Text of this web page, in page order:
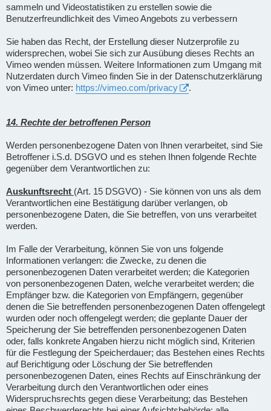
sammeln und Videostatistiken zu erstellen sowie die
Benutzerfreundlichkeit des Vimeo Angebots zu verbessern
Sie haben das Recht, der Erstellung dieser Nutzerprofile zu
widersprechen, wobei Sie sich zur Ausübung dieses Rechts an
Vimeo wenden müssen. Weitere Informationen zum Umgang mit
Nutzerdaten durch Vimeo finden Sie in der Datenschutzerklärung
von Vimeo unter: https://vimeo.com/privacy .
14. Rechte der betroffenen Person
Werden personenbezogene Daten von Ihnen verarbeitet, sind Sie
Betroffener i.S.d. DSGVO und es stehen Ihnen folgende Rechte
gegenüber dem Verantwortlichen zu:
Auskunftsrecht (Art. 15 DSGVO) - Sie können von uns als dem
Verantwortlichen eine Bestätigung darüber verlangen, ob
personenbezogene Daten, die Sie betreffen, von uns verarbeitet
werden.
Im Falle der Verarbeitung, können Sie von uns folgende
Informationen verlangen: die Zwecke, zu denen die
personenbezogenen Daten verarbeitet werden; die Kategorien
von personenbezogenen Daten, welche verarbeitet werden; die
Empfänger bzw. die Kategorien von Empfängern, gegenüber
denen die Sie betreffenden personenbezogenen Daten offengelegt
wurden oder noch offengelegt werden; die geplante Dauer der
Speicherung der Sie betreffenden personenbezogenen Daten
oder, falls konkrete Angaben hierzu nicht möglich sind, Kriterien
für die Festlegung der Speicherdauer; das Bestehen eines Rechts
auf Berichtigung oder Löschung der Sie betreffenden
personenbezogenen Daten, eines Rechts auf Einschränkung der
Verarbeitung durch den Verantwortlichen oder eines
Widerspruchsrechts gegen diese Verarbeitung; das Bestehen